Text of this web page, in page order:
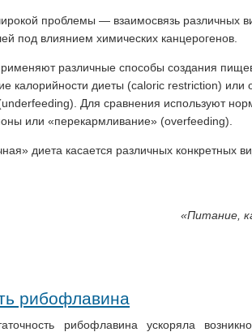
проблемы — взаимосвязь различных
под влиянием химических канцерогенов.
различные способы создания
калорийности диеты (caloric restriction) или
Для сравнения используют
или «перекармливание» (overfeeding).
диета касается различных конкретных
«Питание,
рибофлавина
рибофлавина ускоряла